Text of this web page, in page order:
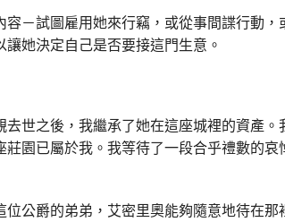
－試圖雇用她來行竊，或從事間諜行動
她決定自己是否要接這門生意。
去世之後，我繼承了她在這座城裡的資產
園已屬於我。我等待了一段合乎禮數的
公爵的弟弟，艾密里奧能夠隨意地待在